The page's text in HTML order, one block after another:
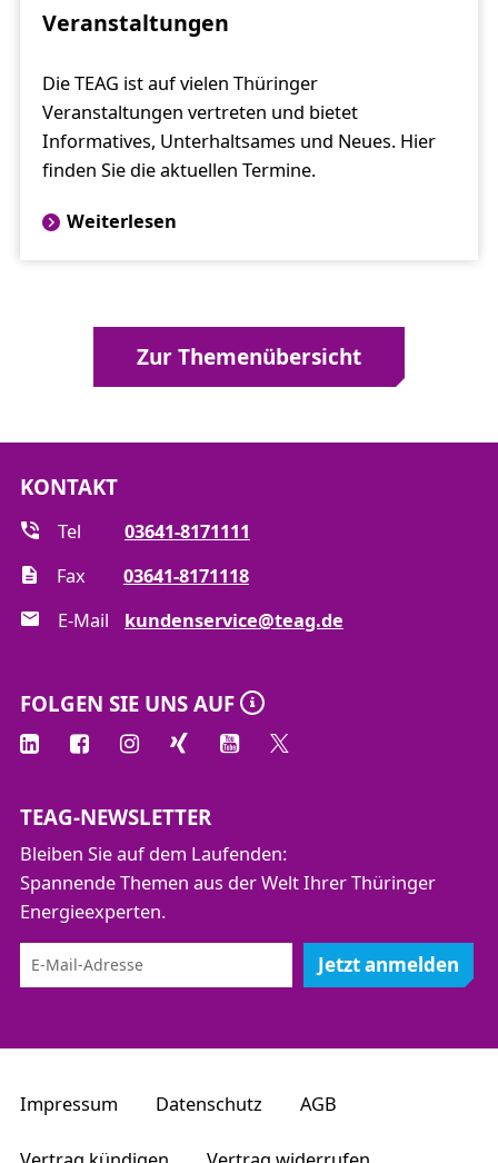
Veranstaltungen
Die TEAG ist auf vielen Thüringer
Veranstaltungen vertreten und bietet
Informatives, Unterhaltsames und Neues. Hier
finden Sie die aktuellen Termine.
Weiterlesen
Zur Themenübersicht
KONTAKT
Tel
03641-8171111
Fax
03641-8171118
E-Mail
kundenservice@teag.de
FOLGEN SIE UNS AUF
TEAG-NEWSLETTER
Bleiben Sie auf dem Laufenden:
Spannende Themen aus der Welt Ihrer Thüringer
Energieexperten.
Jetzt anmelden
Impressum Datenschutz AGB